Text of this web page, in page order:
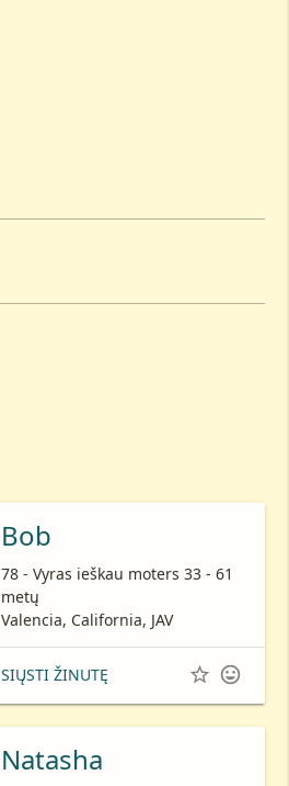
Bob
78 - Vyras ieškau moters 33 - 61
metų
Valencia, California, JAV
SIŲSTI ŽINUTĘ  
Natasha